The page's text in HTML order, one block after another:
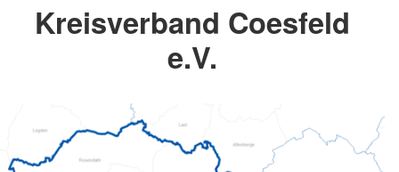
Kreisverband Coesfeld
e.V.